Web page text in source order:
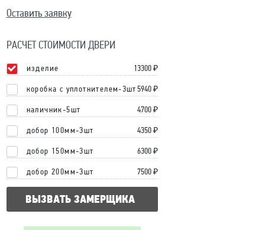
Оставить заявку
РАСЧЕТ СТОИМОСТИ ДВЕРИ
изделие 13300₽
коробка с уплотнителем-3шт 5940 ₽
наличник-5шт 4700 ₽
добор 100мм-3шт 4350 ₽
добор 150мм-3шт 6300 ₽
добор 200мм-3шт 7500 ₽
ВЫЗВАТЬ ЗАМЕРЩИКА